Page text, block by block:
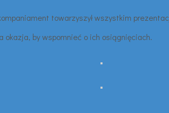
towarzyszył wszystkim
okazja, by wspomnieć o ich osiągnięciach.